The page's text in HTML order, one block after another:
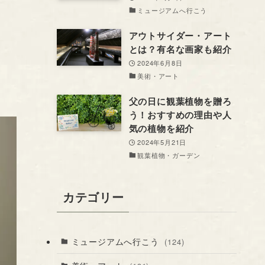
ミュージアムへ行こう
アウトサイダー・アート
とは？有名な画家も紹介
2024年6月8日
美術・アート
父の日に観葉植物を贈ろ
う！おすすめの理由や人
気の植物を紹介
2024年5月21日
観葉植物・ガーデン
カテゴリー
ミュージアムへ行こう (124)